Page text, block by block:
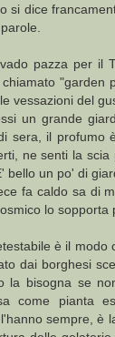
si dice
pazza per il
"garden
vessazioni del
un grande
sera, il profumo
ne senti la
bello un po' di
fa caldo sa di
lo sopporta
è il modo
dai borghesi
la bisogna se
come pianta
sempre, è